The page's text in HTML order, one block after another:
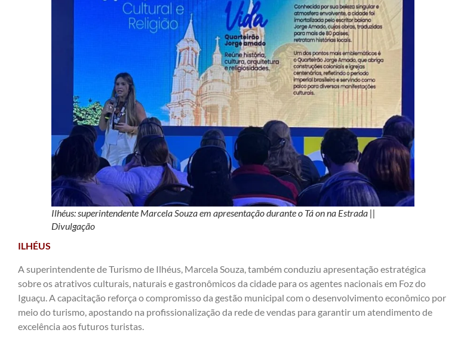
Ilhéus: superintendente Marcela Souza em apresentação durante o Tá on na Estrada ||
Divulgação
ILHÉUS
A superintendente de Turismo de Ilhéus, Marcela Souza, também conduziu apresentação estratégica
sobre os atrativos culturais, naturais e gastronômicos da cidade para os agentes nacionais em Foz do
Iguaçu. A capacitação reforça o compromisso da gestão municipal com o desenvolvimento econômico por
meio do turismo, apostando na profissionalização da rede de vendas para garantir um atendimento de
excelência aos futuros turistas.